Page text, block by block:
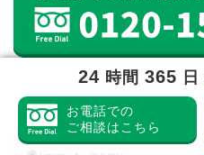
24 時間 365 日
お電話での
ご相談はこちら